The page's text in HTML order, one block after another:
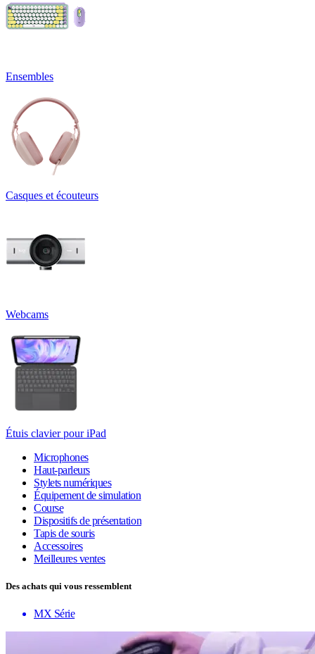
Ensembles
Casques et écouteurs
Webcams
Étuis clavier pour iPad
Microphones
Haut-parleurs
Stylets numériques
Équipement de simulation
Course
Dispositifs de présentation
Tapis de souris
Accessoires
Meilleures ventes
Des achats qui vous ressemblent
MX Série